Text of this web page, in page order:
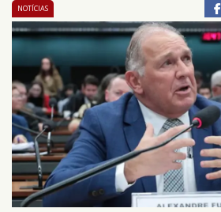
NOTÍCIAS